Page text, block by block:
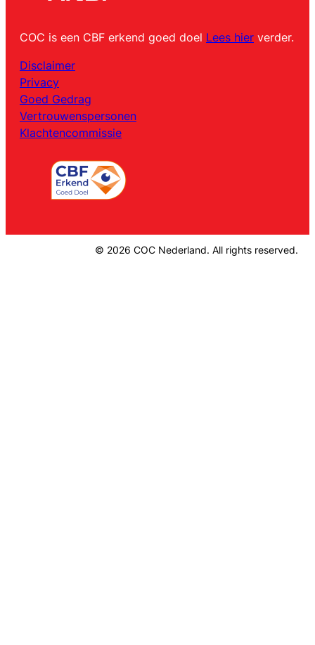
COC is een CBF erkend goed doel Lees hier verder.
Disclaimer
Privacy
Goed Gedrag
Vertrouwenspersonen
Klachtencommissie
© 2026 COC Nederland. All rights reserved.